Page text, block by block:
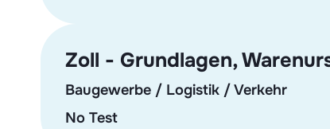
Zoll - Grundlagen,
Baugewerbe / Logistik / Verkehr
No Test